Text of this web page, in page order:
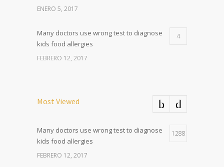
ENERO 5, 2017
Many doctors use wrong test to diagnose
kids food allergies
4
FEBRERO 12, 2017
Most Viewed
Many doctors use wrong test to diagnose
kids food allergies
1288
FEBRERO 12, 2017